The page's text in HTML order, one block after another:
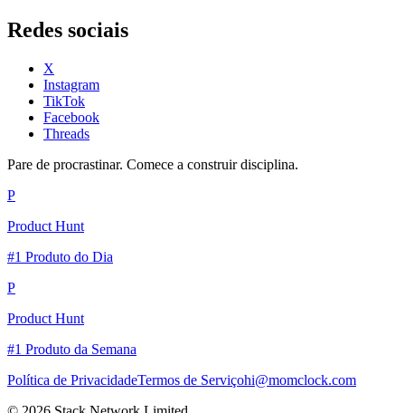
Redes sociais
X
Instagram
TikTok
Facebook
Threads
Pare de procrastinar. Comece a construir disciplina.
P
Product Hunt
#1 Produto do Dia
P
Product Hunt
#1 Produto da Semana
Política de PrivacidadeTermos de Serviçohi@momclock.com